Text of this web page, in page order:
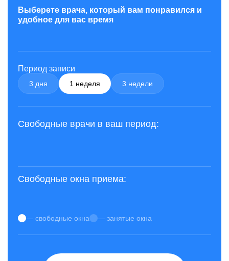
Выберете врача, который вам понравился и
удобное для вас время
Период записи
3 дня 1 неделя 3 недели
Свободные врачи в ваш период:
Свободные окна приема:
— свободные окна — занятые окна